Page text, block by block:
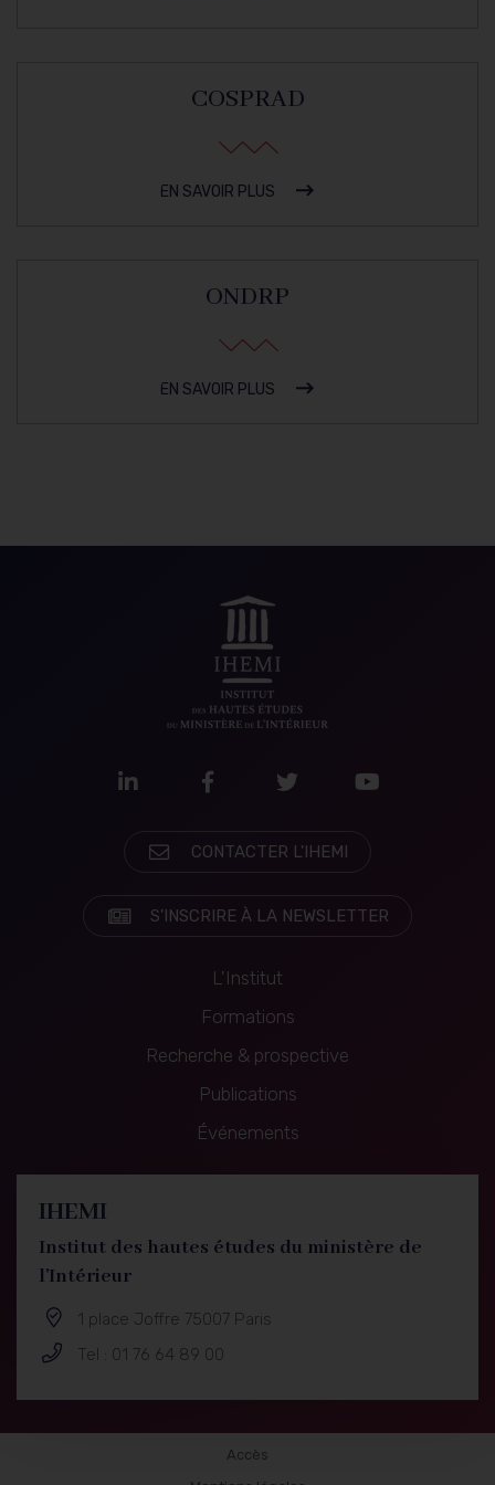
COSPRAD
EN SAVOIR PLUS
ONDRP
EN SAVOIR PLUS
LinkedInFacebookTwitterYoutube
CONTACTER L'IHEMI
S'INSCRIRE À LA NEWSLETTER
Recherche
L'Institut
Formations
Recherche & prospective
Publications
Événements
IHEMI
Institut des hautes études du ministère de
l'Intérieur
1 place Joffre 75007 Paris
Tel : 01 76 64 89 00
Accès